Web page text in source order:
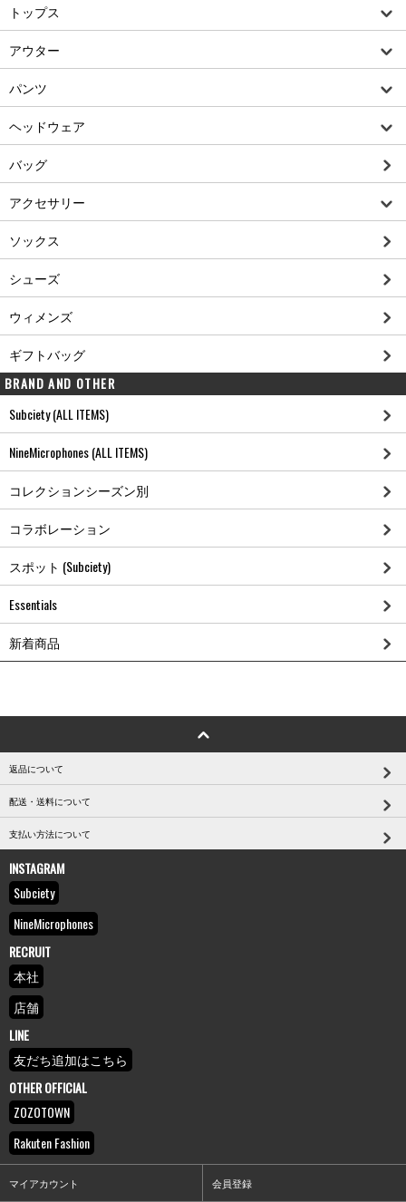
トップス
アウター
パンツ
ヘッドウェア
バッグ
アクセサリー
ソックス
シューズ
ウィメンズ
ギフトバッグ
BRAND AND OTHER
Subciety (ALL ITEMS)
NineMicrophones (ALL ITEMS)
コレクションシーズン別
コラボレーション
スポット (Subciety)
Essentials
新着商品
返品について
配送・送料について
支払い方法について
INSTAGRAM
Subciety
NineMicrophones
RECRUIT
本社
店舗
LINE
友だち追加はこちら
OTHER OFFICIAL
ZOZOTOWN
Rakuten Fashion
マイアカウント 会員登録